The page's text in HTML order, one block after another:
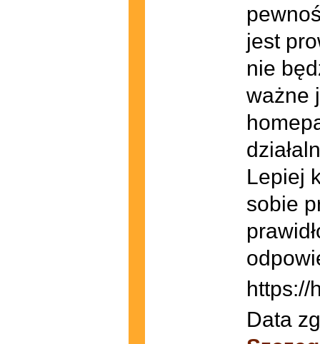
jest
nie
ważne
Lepiej
sobie
https://
Data